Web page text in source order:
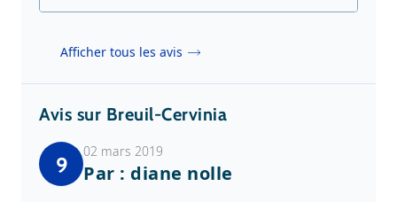
Afficher tous les avis
Avis sur Breuil-Cervinia
9
02 mars 2019
Par : diane nolle